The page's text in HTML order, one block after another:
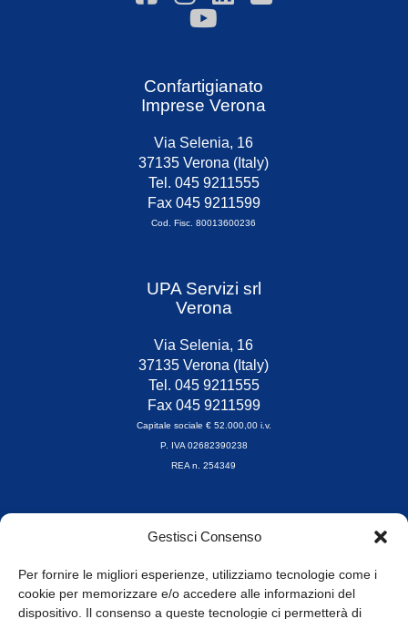
Gestisci Consenso
Per fornire le migliori esperienze, utilizziamo tecnologie come i
cookie per memorizzare e/o accedere alle informazioni del
dispositivo. Il consenso a queste tecnologie ci permetterà di
Confartigianato
Imprese Verona
Via Selenia, 16
37135 Verona (Italy)
Tel. 045 9211555
Fax 045 9211599
Cod. Fisc. 80013600236
UPA Servizi srl
Verona
Via Selenia, 16
37135 Verona (Italy)
Tel. 045 9211555
Fax 045 9211599
Capitale sociale € 52.000,00 i.v.
P. IVA 02682390238
REA n. 254349
Orari di apertura
8.30-13.00 / 14.00-17.30
Whistleblowing